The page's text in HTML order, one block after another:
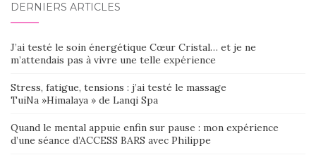
DERNIERS ARTICLES
J’ai testé le soin énergétique Cœur Cristal… et je ne
m’attendais pas à vivre une telle expérience
Stress, fatigue, tensions : j’ai testé le massage
TuiNa »Himalaya » de Lanqi Spa
Quand le mental appuie enfin sur pause : mon expérience
d’une séance d’ACCESS BARS avec Philippe